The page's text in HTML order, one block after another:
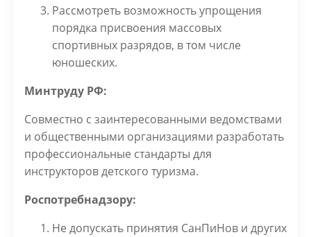
Рассмотреть возможность упрощения
порядка присвоения массовых
спортивных разрядов, в том числе
юношеских.
Минтруду РФ:
Совместно с заинтересованными ведомствами
и общественными организациями разработать
профессиональные стандарты для
инструкторов детского туризма.
Роспотребнадзору:
Не допускать принятия СанПиНов и других